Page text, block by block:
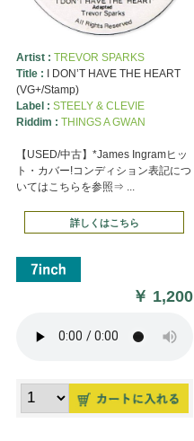
Artist : TREVOR SPARKS
Title : I DON’T HAVE THE HEART
(VG+/Stamp)
Label : STEELY & CLEVIE
Riddim : THINGS A GWAN
【USED/中古】*James Ingramヒッ
ト・カバー!コンディション表記につ
いてはこちらを参照⇒ ...
詳しくはこちら
￥ 1,200